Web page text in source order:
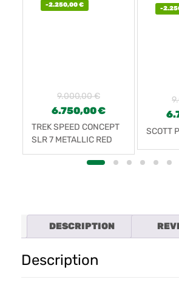
-2.250,00€
9.000,00€
6.750,00€
TREK SPEED CONCEPT
SLR 7 METALLIC RED
SMOKE TO CARBON
-
SCOTT
DESCRIPTION
Description